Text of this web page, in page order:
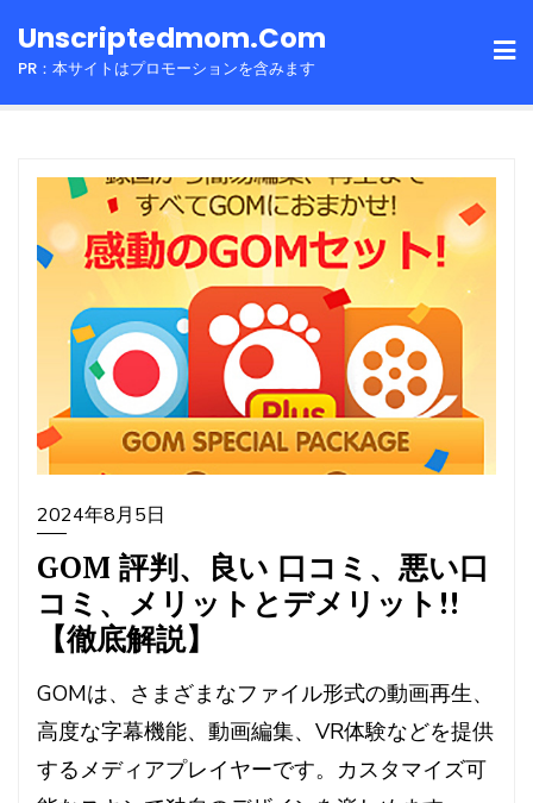
toUnscriptedmom.com
PR：本サイトはプロモーションを含みます
2024年8月5日
GOM 評判、良い 口コミ、悪い口
コミ、メリットとデメリット!!
【徹底解説】
GOMは、さまざまなファイル形式の動画再生、
高度な字幕機能、動画編集、VR体験などを提供
するメディアプレイヤーです。カスタマイズ可